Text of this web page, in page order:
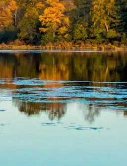
eller utforska genom att